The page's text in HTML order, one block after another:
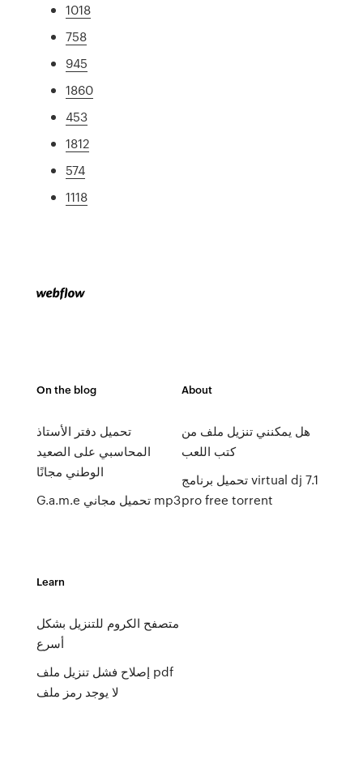
1018
758
945
1860
453
1812
574
1118
On the blog
تحميل دفتر الأستاذ
المحاسبي على الصعيد
الوطني مجانًا
G.a.m.e تحميل مجاني mp3
About
هل يمكنني تنزيل ملف من
كتب اللعب
تحميل برنامج virtual dj 7.1
pro free torrent
Learn
متصفح الكروم للتنزيل بشكل
أسرع
إصلاح فشل تنزيل ملف pdf
لا يوجد رمز ملف